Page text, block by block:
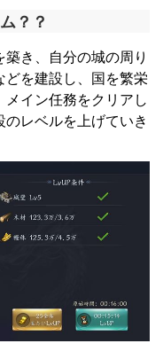
？？
き、自分の城の周り
を建設し、国を繁栄
イン任務をクリアし
レベルを上げていき